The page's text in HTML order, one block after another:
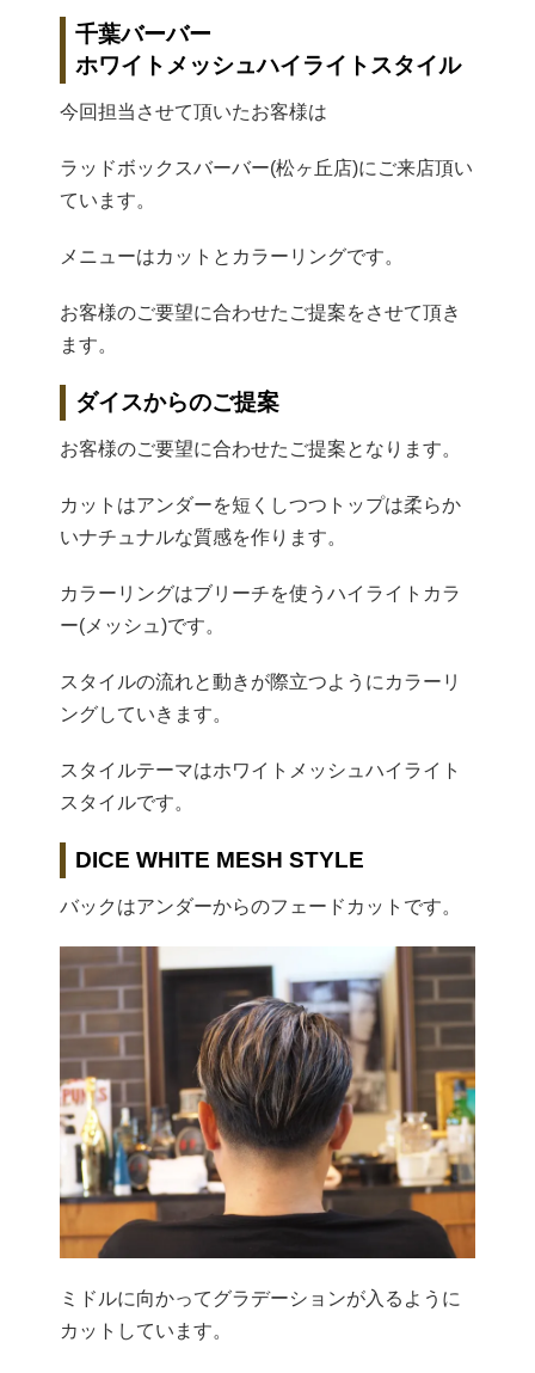
千葉バーバー
ホワイトメッシュハイライトスタイル
今回担当させて頂いたお客様は
ラッドボックスバーバー(松ヶ丘店)にご来店頂い
ています。
メニューはカットとカラーリングです。
お客様のご要望に合わせたご提案をさせて頂き
ます。
ダイスからのご提案
お客様のご要望に合わせたご提案となります。
カットはアンダーを短くしつつトップは柔らか
いナチュナルな質感を作ります。
カラーリングはブリーチを使うハイライトカラ
ー(メッシュ)です。
スタイルの流れと動きが際立つようにカラーリ
ングしていきます。
スタイルテーマはホワイトメッシュハイライト
スタイルです。
DICE WHITE MESH STYLE
バックはアンダーからのフェードカットです。
ミドルに向かってグラデーションが入るように
カットしています。